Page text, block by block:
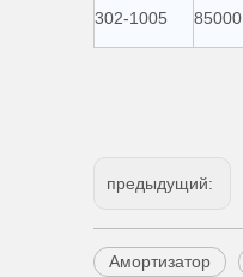
302-1005 85000
предыдущий:
Амортизатор